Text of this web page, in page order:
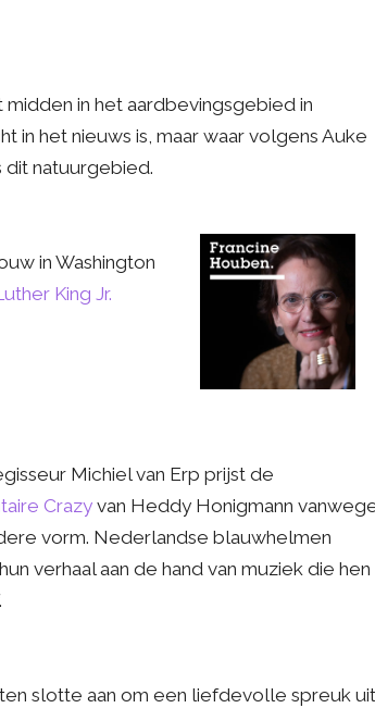
midden in het aardbevingsgebied in
in het nieuws is, maar waar volgens Auke
natuurgebied.
in Washington
King Jr.
Michiel van Erp prijst de
Crazy van Heddy Honigmann
vorm. Nederlandse blauwhelmen
verhaal aan de hand van muziek die hen
slotte aan om een liefdevolle spreuk uit